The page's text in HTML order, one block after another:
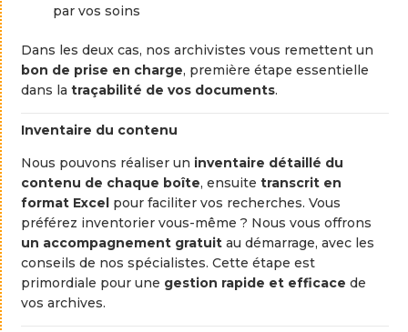
par vos soins
Dans les deux cas, nos archivistes vous remettent un
bon de prise en charge, première étape essentielle
dans la traçabilité de vos documents.
Inventaire du contenu
Nous pouvons réaliser un inventaire détaillé du
contenu de chaque boîte, ensuite transcrit en
format Excel pour faciliter vos recherches. Vous
préférez inventorier vous-même ? Nous vous offrons
un accompagnement gratuit au démarrage, avec les
conseils de nos spécialistes. Cette étape est
primordiale pour une gestion rapide et efficace de
vos archives.